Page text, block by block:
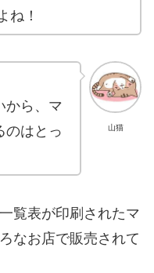
ね！
山猫
から、マ
のはとっ
覧表が印刷されたマ
なお店で販売されて